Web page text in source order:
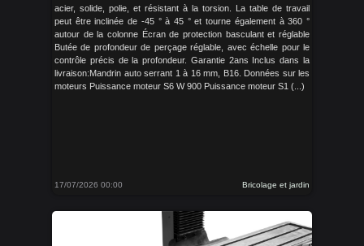
acier, solide, polie, et résistant à la torsion. La table de travail
peut être inclinée de -45 ° à 45 ° et tourne également à 360 °
autour de la colonne Écran de protection basculant et réglable
Butée de profondeur de perçage réglable, avec échelle pour le
contrôle précis de la profondeur. Garantie 2ans Inclus dans la
livraison:Mandrin auto serrant 1 à 16 mm, B16. Données sur les
moteurs Puissance moteur S6 W 900 Puissance moteur S1 (...)
17/07/2026 00:00 Bricolage et jardin